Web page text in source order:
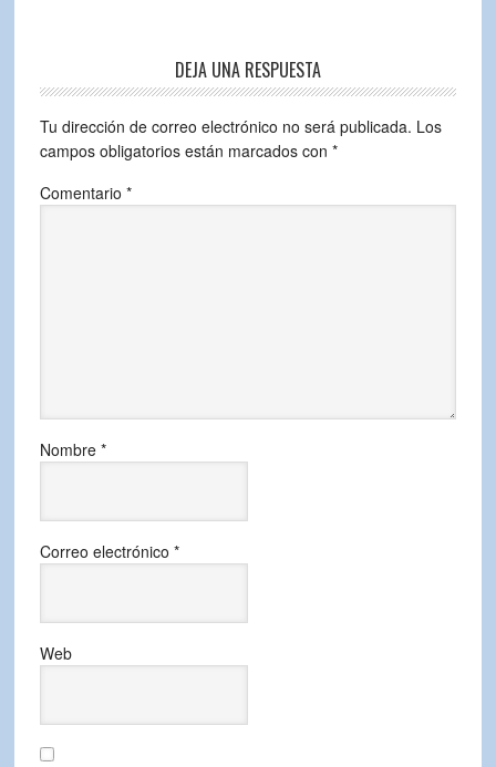
DEJA UNA RESPUESTA
Tu dirección de correo electrónico no será publicada. Los
campos obligatorios están marcados con *
Comentario *
Nombre *
Correo electrónico *
Web